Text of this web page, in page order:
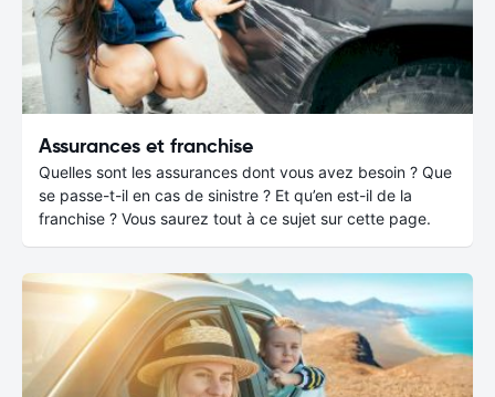
Assurances et franchise
Quelles sont les assurances dont vous avez besoin ? Que
se passe-t-il en cas de sinistre ? Et qu’en est-il de la
franchise ? Vous saurez tout à ce sujet sur cette page.